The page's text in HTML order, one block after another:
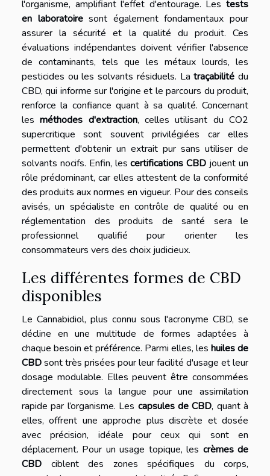
l'organisme, amplifiant l'effet d'entourage. Les tests
en laboratoiresont également fondamentaux pour
assurer la sécurité et la qualité du produit. Ces
évaluations indépendantes doivent vérifier l'absence
de contaminants, tels que les métaux lourds, les
pesticides ou les solvants résiduels. Latraçabilité du
CBD, qui informe sur l'origine et le parcours du produit,
renforce la confiance quant à sa qualité. Concernant
lesméthodes d'extraction, celles utilisant du CO2
supercritique sont souvent privilégiées car elles
permettent d'obtenir un extrait pur sans utiliser de
solvants nocifs. Enfin, lescertifications CBD jouent un
rôle prédominant, car elles attestent de la conformité
des produits aux normes en vigueur. Pour des conseils
avisés, un spécialiste en contrôle de qualité ou en
réglementation des produits de santé sera le
professionnel qualifié pour orienter les
consommateurs vers des choix judicieux.
Les différentes formes de CBD
disponibles
Le Cannabidiol, plus connu sous l'acronyme CBD, se
décline en une multitude de formes adaptées à
chaque besoin et préférence. Parmi elles, les huiles de
CBDsont très prisées pour leur facilité d'usage et leur
dosage modulable. Elles peuvent être consommées
directement sous la langue pour une assimilation
rapide par l’organisme. Les capsules de CBD, quant à
elles, offrent une approche plus discrète et dosée
avec précision, idéale pour ceux qui sont en
déplacement. Pour un usage topique, les crèmes de
CBD ciblent des zones spécifiques du corps,